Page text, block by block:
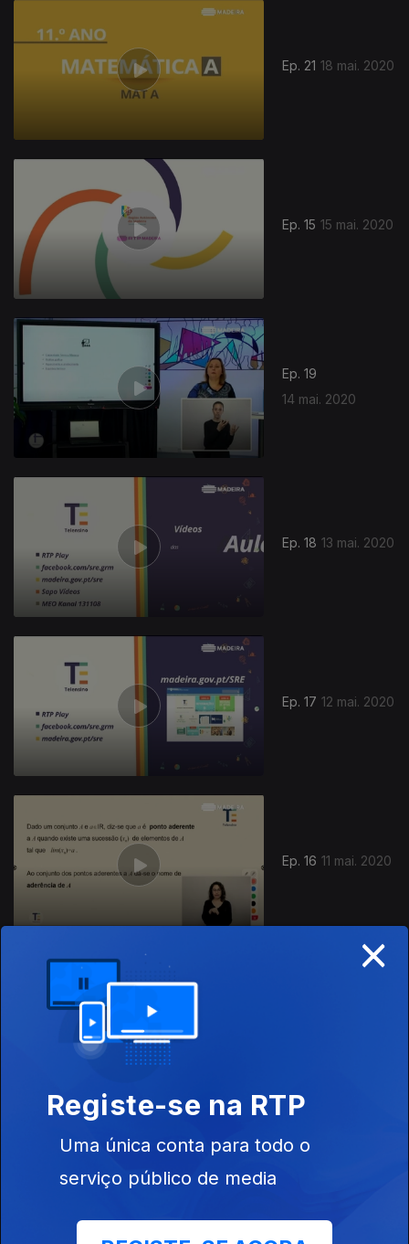
Ep. 21 18 mai. 2020
Ep. 15 15 mai. 2020
Ep. 19
14 mai. 2020
Ep. 18 13 mai. 2020
Ep. 17 12 mai. 2020
Ep. 16 11 mai. 2020
×
Registe-se na RTP
Uma única conta para todo o
serviço público de media